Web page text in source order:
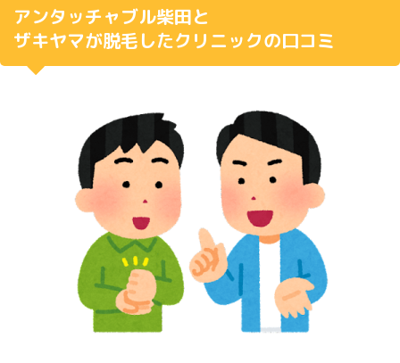
アンタッチャブル柴田と
ザキヤマが脱毛したクリニックの口コミ